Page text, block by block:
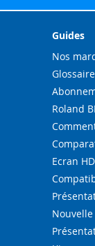
Guides
Nos
Glossaire
Roland
Ecran
Nouvelle